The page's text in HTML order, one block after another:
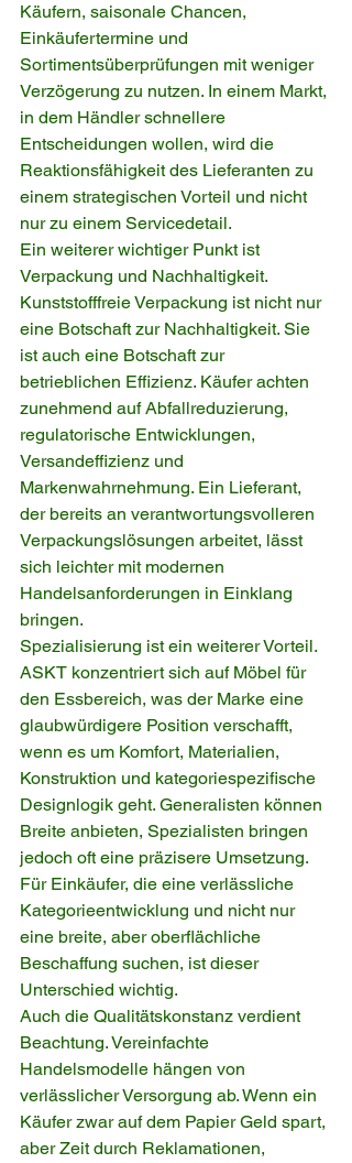
Käufern, saisonale Chancen,
Einkäufertermine und
Sortimentsüberprüfungen mit weniger
Verzögerung zu nutzen. In einem Markt,
in dem Händler schnellere
Entscheidungen wollen, wird die
Reaktionsfähigkeit des Lieferanten zu
einem strategischen Vorteil und nicht
nur zu einem Servicedetail.
Ein weiterer wichtiger Punkt ist
Verpackung und Nachhaltigkeit.
Kunststofffreie Verpackung ist nicht nur
eine Botschaft zur Nachhaltigkeit. Sie
ist auch eine Botschaft zur
betrieblichen Effizienz. Käufer achten
zunehmend auf Abfallreduzierung,
regulatorische Entwicklungen,
Versandeffizienz und
Markenwahrnehmung. Ein Lieferant,
der bereits an verantwortungsvolleren
Verpackungslösungen arbeitet, lässt
sich leichter mit modernen
Handelsanforderungen in Einklang
bringen.
Spezialisierung ist ein weiterer Vorteil.
ASKT konzentriert sich auf Möbel für
den Essbereich, was der Marke eine
glaubwürdigere Position verschafft,
wenn es um Komfort, Materialien,
Konstruktion und kategoriespezifische
Designlogik geht. Generalisten können
Breite anbieten, Spezialisten bringen
jedoch oft eine präzisere Umsetzung.
Für Einkäufer, die eine verlässliche
Kategorieentwicklung und nicht nur
eine breite, aber oberflächliche
Beschaffung suchen, ist dieser
Unterschied wichtig.
Auch die Qualitätskonstanz verdient
Beachtung. Vereinfachte
Handelsmodelle hängen von
verlässlicher Versorgung ab. Wenn ein
Käufer zwar auf dem Papier Geld spart,
aber Zeit durch Reklamationen,